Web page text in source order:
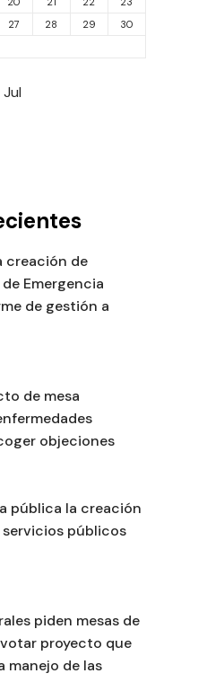
27 28 29
30
Jul
creación de
Emergencia
de gestión a
de mesa
objeciones
pública la creación
servicios públicos
piden mesas de
proyecto que
manejo de las